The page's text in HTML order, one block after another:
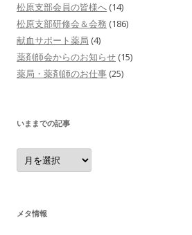
松原支部会員の皆様へ (14)
松原支部研修会＆会務 (186)
献血サポート薬局 (4)
薬剤師会からのお知らせ (15)
薬局・薬剤師のお仕事 (25)
いままでの記事
い
ま
ま
事
メタ情報